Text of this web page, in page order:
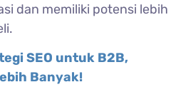
dan memiliki potensi lebih
SEO untuk B2B,
Banyak!